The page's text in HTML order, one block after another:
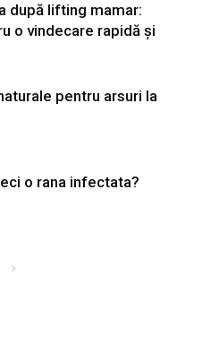
după lifting mamar:
o vindecare rapidă și
pentru arsuri la
o rana infectata?